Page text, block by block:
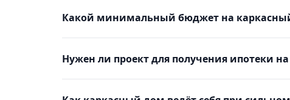
Какой минимальный бюджет на
Нужен ли проект для получения ипотеки на